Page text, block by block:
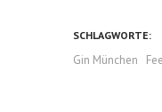
SCHLAGWORTE:
Gin München